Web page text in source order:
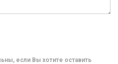
если Вы хотите оставить